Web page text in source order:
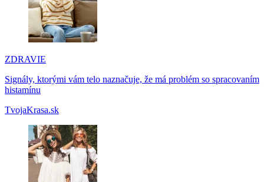
ZDRAVIE
Signály, ktorými vám telo naznačuje, že má problém so spracovaním
histamínu
TvojaKrasa.sk